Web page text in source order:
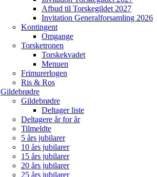
Afbud til Torskegildet 2027
Invitation Generalforsamling 2026
Kontingent
Omgange
Torsketronen
Torskekvadet
Menuen
Frimurerlogen
Ris & Ros
Gildebrødre
Gildebrødre
Deltager liste
Deltagere år for år
Tilmeldte
5 års jubilarer
10 års jubilarer
15 års jubilarer
20 års jubilarer
25 års jubilarer